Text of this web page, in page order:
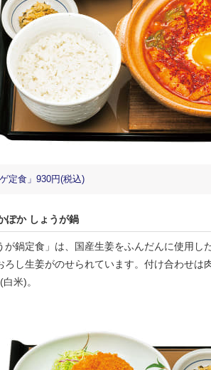
ゲ定食」930円(税込)
ぽか しょうが鍋
鍋定食」は、国産生姜をふんだんに使用し
ろし生姜がのせられています。付け合わせは
米)。